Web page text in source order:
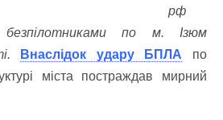
рф
безпілотниками по м. Ізюм
Внаслідок удару БПЛА по
міста постраждав мирний